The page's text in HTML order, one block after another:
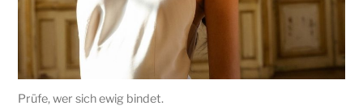
Prüfe, wer sich ewig bindet.